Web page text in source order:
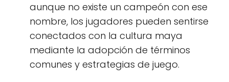
aunque no existe un campeón con ese
nombre, los jugadores pueden sentirse
conectados con la cultura maya
mediante la adopción de términos
comunes y estrategias de juego.